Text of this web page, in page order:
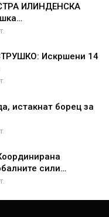
ИЛИНДЕНСКА
Искршени 14
истакнат борец за
сили…